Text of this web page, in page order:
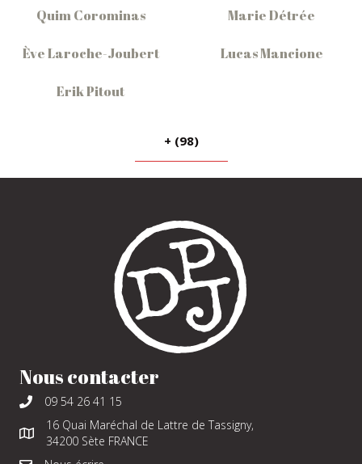
Quim Corominas Marie Détrée
Ève Laroche-Joubert Lucas Mancione
Erik Pitout
+ (98)
Nous contacter
09 54 26 41 15
16 Quai Maréchal de Lattre de Tassigny,
34200 Sète FRANCE